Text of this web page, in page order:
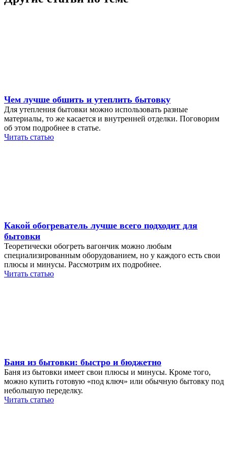
Чем лучше обшить и утеплить бытовку
Для утепления бытовки можно использовать разные
материалы, то же касается и внутренней отделки. Поговорим
об этом подробнее в статье.
Читать статью
Какой обогреватель лучше всего подходит для
бытовки
Теоретически обогреть вагончик можно любым
специализированным оборудованием, но у каждого есть свои
плюсы и минусы. Рассмотрим их подробнее.
Читать статью
Баня из бытовки: быстро и бюджетно
Баня из бытовки имеет свои плюсы и минусы. Кроме того,
можно купить готовую «под ключ» или обычную бытовку под
небольшую переделку.
Читать статью